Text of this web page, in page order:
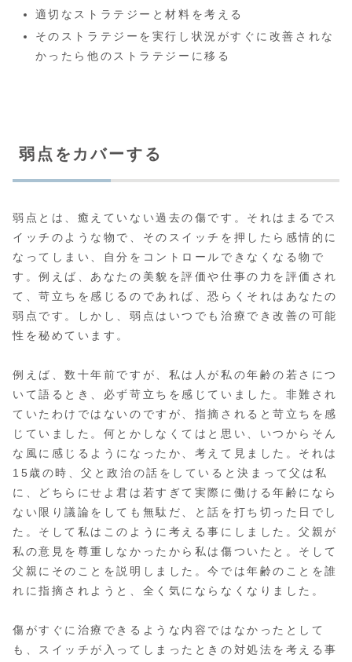
適切なストラテジーと材料を考える
そのストラテジーを実行し状況がすぐに改善されな
かったら他のストラテジーに移る
弱点をカバーする
弱点とは、癒えていない過去の傷です。それはまるでス
イッチのような物で、そのスイッチを押したら感情的に
なってしまい、自分をコントロールできなくなる物で
す。例えば、あなたの美貌を評価や仕事の力を評価され
て、苛立ちを感じるのであれば、恐らくそれはあなたの
弱点です。しかし、弱点はいつでも治療でき改善の可能
性を秘めています。
例えば、数十年前ですが、私は人が私の年齢の若さにつ
いて語るとき、必ず苛立ちを感じていました。非難され
ていたわけではないのですが、指摘されると苛立ちを感
じていました。何とかしなくてはと思い、いつからそん
な風に感じるようになったか、考えて見ました。それは
15歳の時、父と政治の話をしていると決まって父は私
に、どちらにせよ君は若すぎて実際に働ける年齢になら
ない限り議論をしても無駄だ、と話を打ち切った日でし
た。そして私はこのように考える事にしました。父親が
私の意見を尊重しなかったから私は傷ついたと。そして
父親にそのことを説明しました。今では年齢のことを誰
れに指摘されようと、全く気にならなくなりました。
傷がすぐに治療できるような内容ではなかったとして
も、スイッチが入ってしまったときの対処法を考える事